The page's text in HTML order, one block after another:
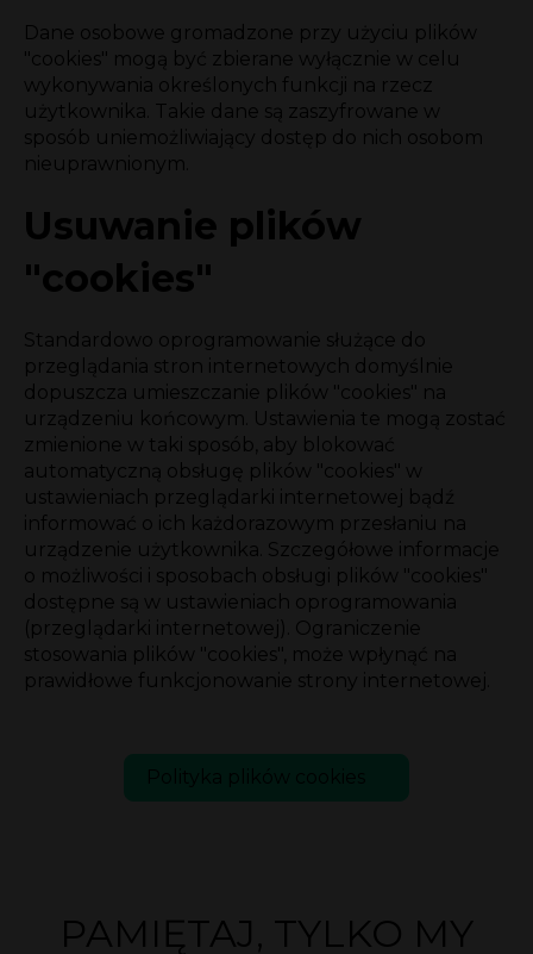
Dane osobowe gromadzone przy użyciu plików
"cookies" mogą być zbierane wyłącznie w celu
wykonywania określonych funkcji na rzecz
użytkownika. Takie dane są zaszyfrowane w
sposób uniemożliwiający dostęp do nich osobom
nieuprawnionym.
Usuwanie plików
"cookies"
Standardowo oprogramowanie służące do
przeglądania stron internetowych domyślnie
dopuszcza umieszczanie plików "cookies" na
urządzeniu końcowym. Ustawienia te mogą zostać
zmienione w taki sposób, aby blokować
automatyczną obsługę plików "cookies" w
ustawieniach przeglądarki internetowej bądź
informować o ich każdorazowym przesłaniu na
urządzenie użytkownika. Szczegółowe informacje
o możliwości i sposobach obsługi plików "cookies"
dostępne są w ustawieniach oprogramowania
(przeglądarki internetowej). Ograniczenie
stosowania plików "cookies", może wpłynąć na
prawidłowe funkcjonowanie strony internetowej.
PAMIĘTAJ, TYLKO MY